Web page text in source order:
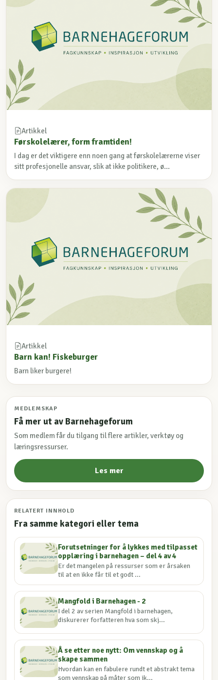
Artikkel
Førskolelærer, form framtiden!
I dag er det viktigere enn noen gang at førskolelærerne viser
sitt profesjonelle ansvar, slik at ikke politikere, ø...
Artikkel
Barn kan! Fiskeburger
Barn liker burgere!
MEDLEMSKAP
Få mer ut av Barnehageforum
Som medlem får du tilgang til flere artikler, verktøy og
læringsressurser.
Les mer
RELATERT INNHOLD
Fra samme kategori eller tema
Forutsetninger for å lykkes med tilpasset
opplæring i barnehagen – del 4 av 4
Er det mangelen på ressurser som er årsaken
til at en ikke får til et godt ...
Mangfold i Barnehagen - 2
I del 2 av serien Mangfold i barnehagen,
diskurerer forfatteren hva som skj...
Å se etter noe nytt: Om vennskap og å
skape sammen
Hvordan kan en fabulere rundt et abstrakt tema
som vennskap på måter som ik...